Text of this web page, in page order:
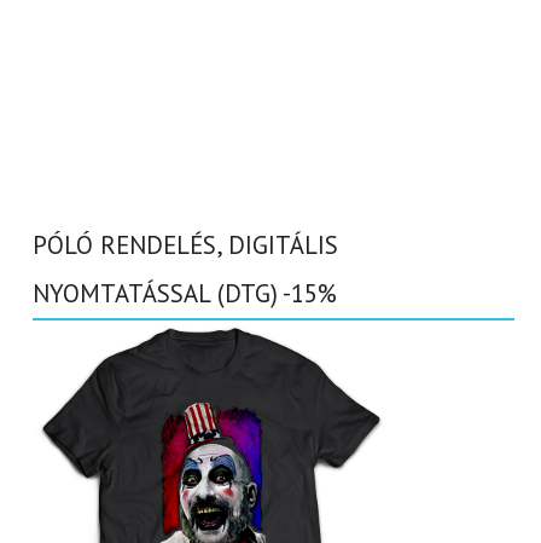
PÓLÓ RENDELÉS, DIGITÁLIS
NYOMTATÁSSAL (DTG) -15%